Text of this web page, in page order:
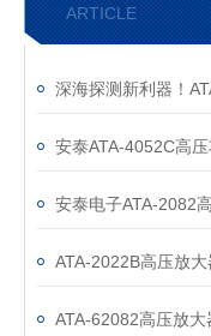
ARTICLE